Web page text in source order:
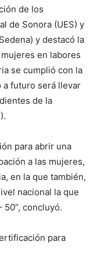
de los
de Sonora (UES) y
y destacó la
en labores
se cumplió con la
a futuro será llevar
de la
para abrir una
a las mujeres,
en la que también,
nacional la que
concluyó.
para